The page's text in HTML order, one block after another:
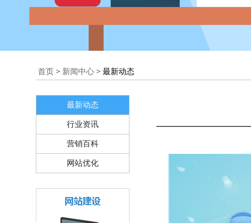
首页 > 新闻中心 > 最新动态
最新动态
行业资讯
营销百科
网站优化